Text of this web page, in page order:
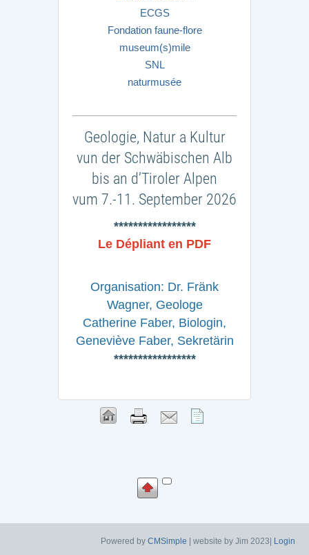
ECGS
Fondation faune-flore
museum(s)mile
SNL
naturmusée
Geologie, Natur a Kultur
vun der Schwäbischen Alb
bis an d’Tiroler Alpen
vum 7.-11. September 2026
*****************
Le Dépliant en PDF
Organisation: Dr. Fränk
Wagner, Geologe
Catherine Faber, Biologin,
Geneviève Faber, Sekretärin
*****************
Powered by CMSimple | website by Jim 2023| Login